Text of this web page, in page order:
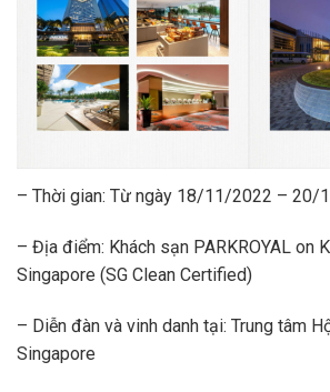
– Thời gian: Từ ngày 18/11/2022 – 20/
– Địa điểm: Khách sạn PARKROYAL on
Singapore (SG Clean Certified)
– Diễn đàn và vinh danh tại: Trung tâm
Singapore